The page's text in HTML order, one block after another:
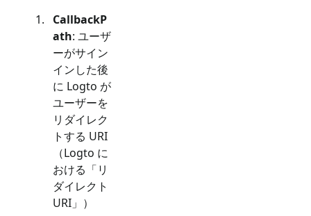
CallbackP
ath: ユーザ
ーがサイン
インした後
に Logto が
ユーザーを
リダイレク
トする URI
（Logto に
おける「リ
ダイレクト
URI」）